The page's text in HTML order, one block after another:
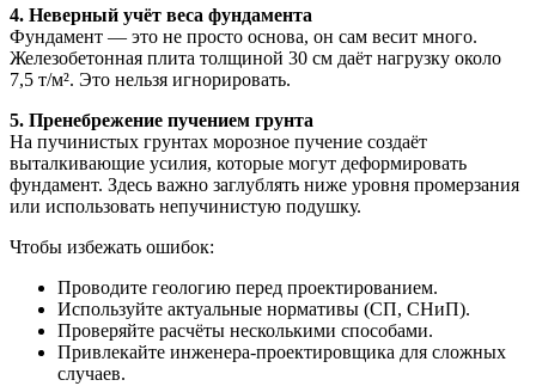
4. Неверный учёт веса фундамента
Фундамент — это не просто основа, он сам весит много.
Железобетонная плита толщиной 30 см даёт нагрузку около
7,5 т/м². Это нельзя игнорировать.
5. Пренебрежение пучением грунта
На пучинистых грунтах морозное пучение создаёт
выталкивающие усилия, которые могут деформировать
фундамент. Здесь важно заглублять ниже уровня промерзания
или использовать непучинистую подушку.
Чтобы избежать ошибок:
Проводите геологию перед проектированием.
Используйте актуальные нормативы (СП, СНиП).
Проверяйте расчёты несколькими способами.
Привлекайте инженера-проектировщика для сложных
случаев.